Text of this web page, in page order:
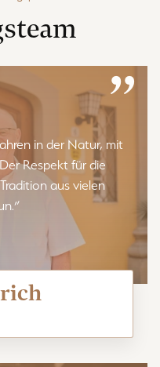
”
in der Natur, mit
Respekt für die
aus vielen